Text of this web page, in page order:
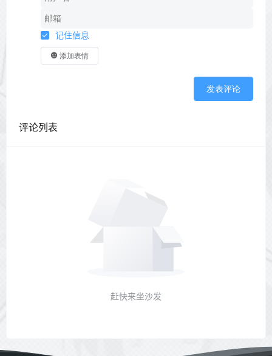
记住信息
添加表情
发表评论
评论列表
赶快来坐沙发